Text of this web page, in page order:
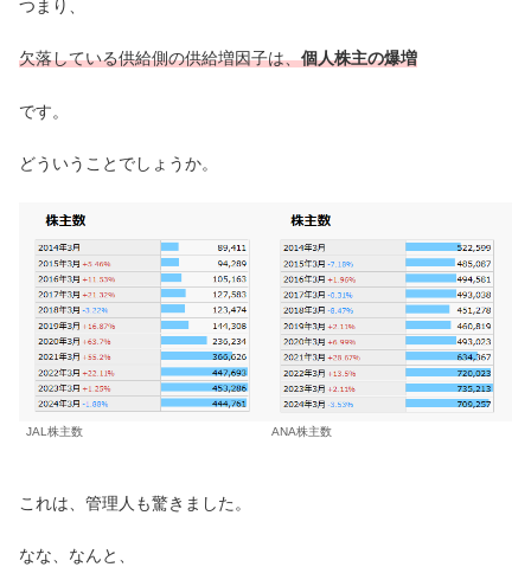
つまり、
欠落している供給側の供給増因子は、個人株主の爆増
です。
どういうことでしょうか。
JAL株主数 ANA株主数
これは、管理人も驚きました。
なな、なんと、